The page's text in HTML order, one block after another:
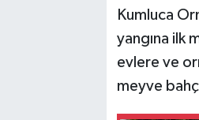
Kumluca
yangına ilk
evlere ve
meyve